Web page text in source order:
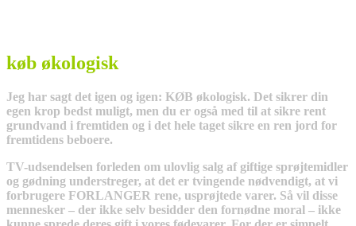
køb økologisk
Jeg har sagt det igen og igen: KØB økologisk. Det sikrer din
egen krop bedst muligt, men du er også med til at sikre rent
grundvand i fremtiden og i det hele taget sikre en ren jord for
fremtidens beboere.
TV-udsendelsen forleden om ulovlig salg af giftige sprøjtemidler
og gødning understreger, at det er tvingende nødvendigt, at vi
forbrugere FORLANGER rene, usprøjtede varer. Så vil disse
mennesker – der ikke selv besidder den fornødne moral – ikke